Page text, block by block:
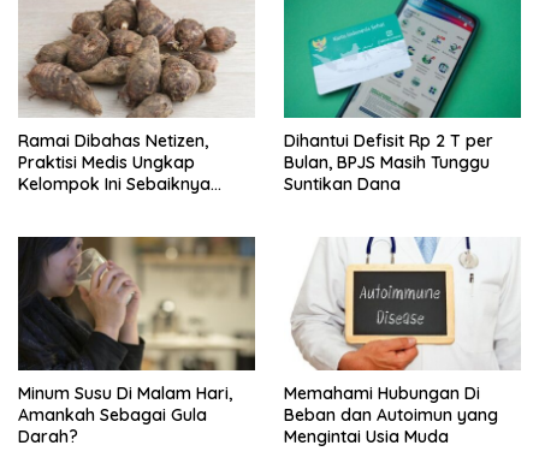
Ramai Dibahas Netizen,
Praktisi Medis Ungkap
Kelompok Ini Sebaiknya
Dihantui Defisit Rp 2 T per
Bulan, BPJS Masih Tunggu
Suntikan Dana
Minum Susu Di Malam Hari,
Amankah Sebagai Gula
Darah?
Memahami Hubungan Di
Beban dan Autoimun yang
Mengintai Usia Muda